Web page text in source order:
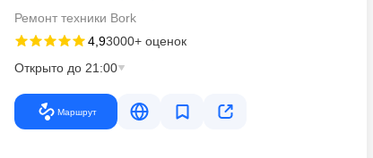
Ремонт техники Bork
4,93000+ оценок
Открыто до 21:00
Маршрут